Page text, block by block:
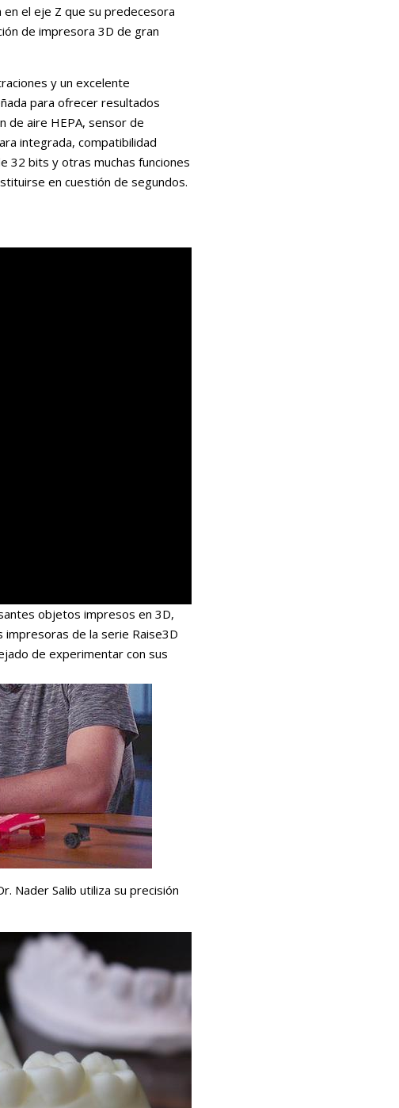
el eje Z que su predecesora
de impresora 3D de gran
y un excelente
para ofrecer resultados
de aire HEPA, sensor de
integrada, compatibilidad
32 bits y otras muchas funciones
en cuestión de segundos.
objetos impresos en 3D,
impresoras de la serie Raise3D
de experimentar con sus
Nader Salib utiliza su precisión